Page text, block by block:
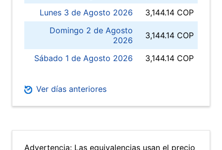
Lunes 3 de Agosto 2026
3,144.14 COP
Domingo 2 de Agosto
2026
3,144.14 COP
Sábado 1 de Agosto 2026 3,144.14 COP
Ver días anteriores
Advertencia: Las equivalencias usan el precio